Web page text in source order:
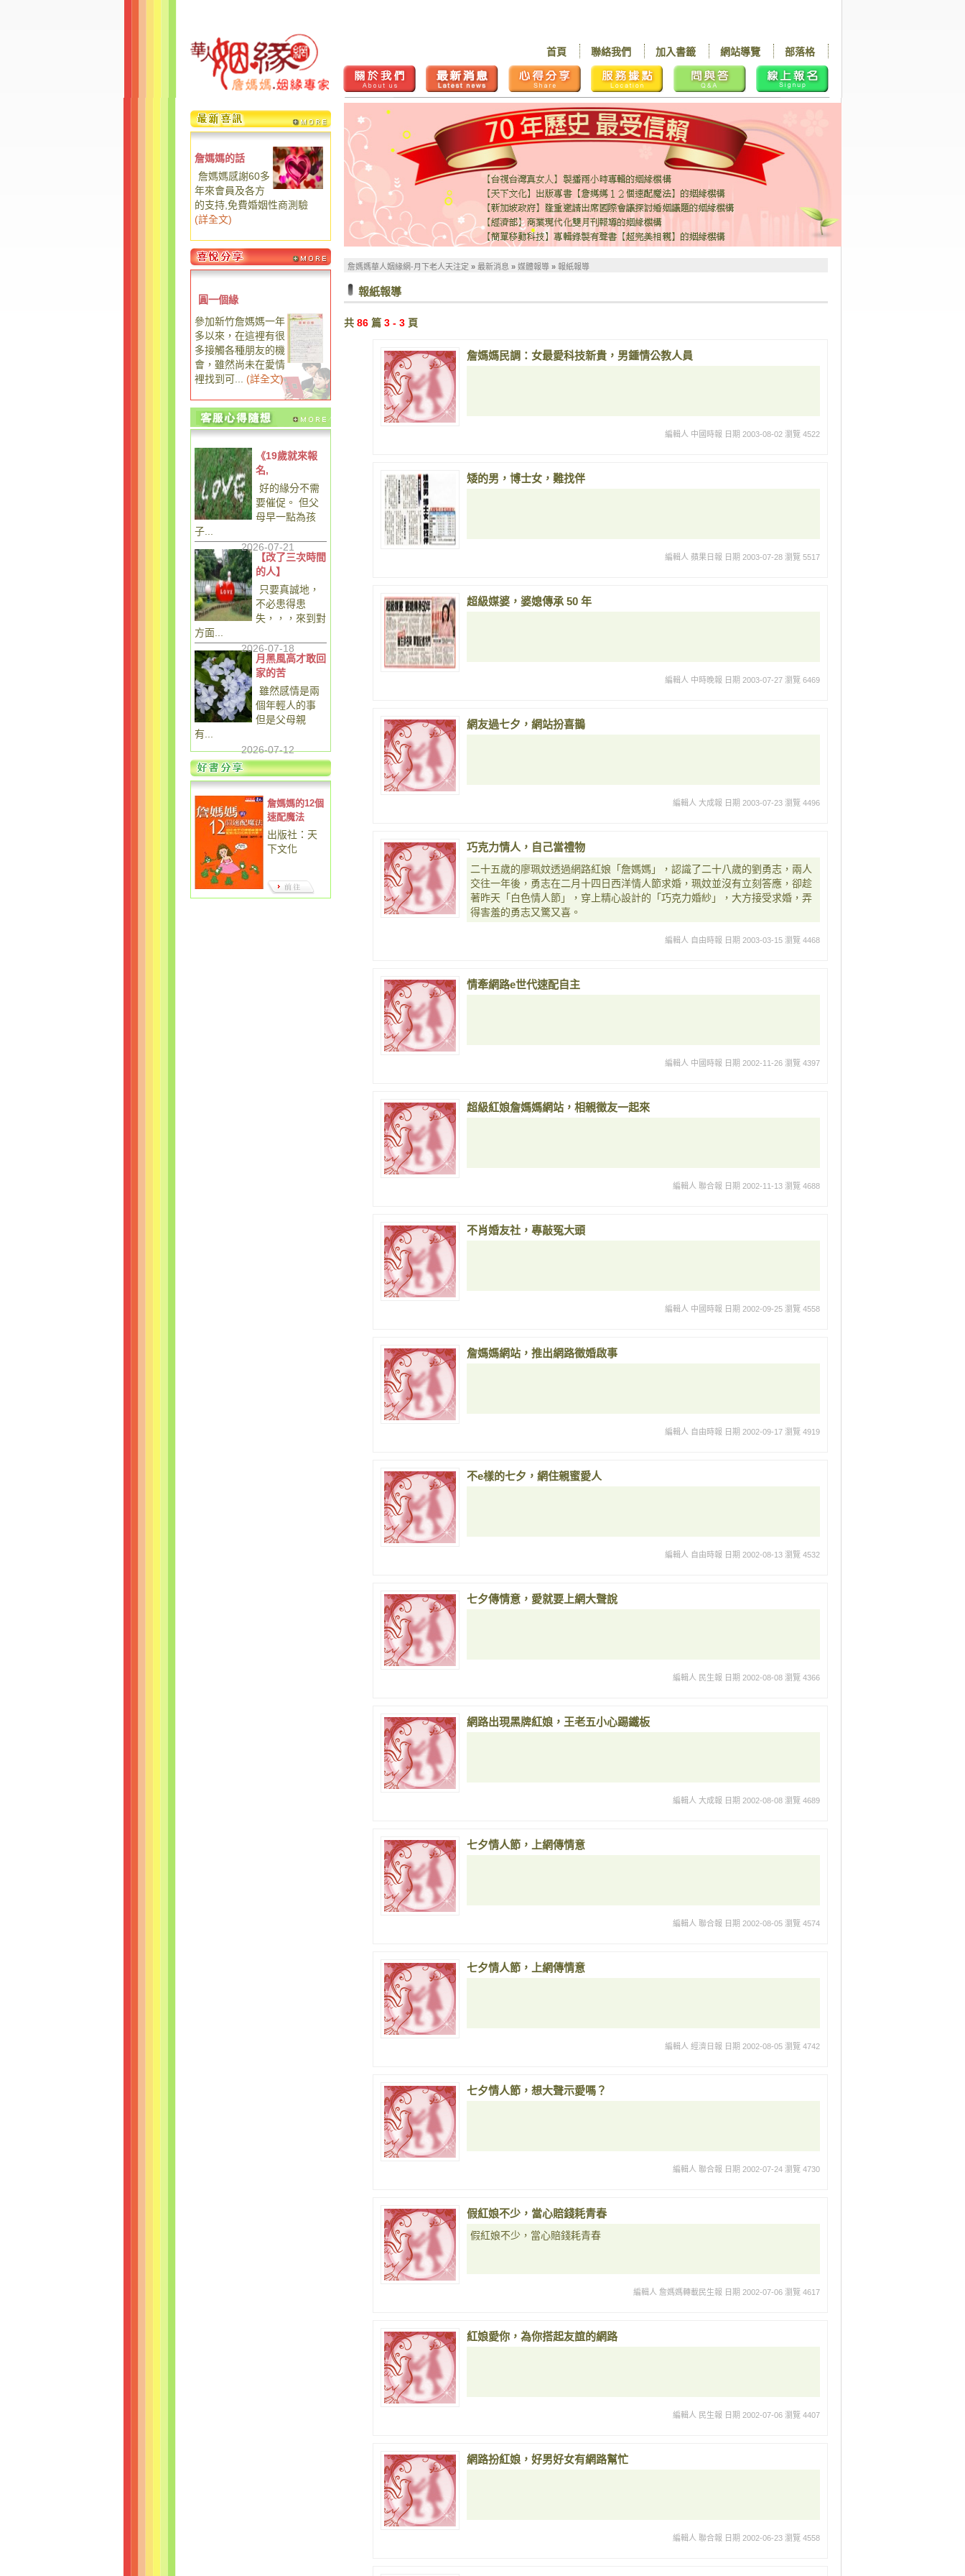
部落格
網站導覽
加入書籤
聯絡我們
首頁
詹媽媽的話
詹媽媽感謝60多
年來會員及各方
的支持,免費婚姻性商測驗
(詳全文)
圓一個緣
參加新竹詹媽媽一年
多以來，在這裡有很
多接觸各種朋友的機
會，雖然尚未在愛情
裡找到可...
(詳全文)
《19歲就來報
名,
好的緣分不需
要催促。 但父
母早一點為孩
子...
2026-07-21
【改了三次時間
的人】
只要真誠地，
不必患得患
失，，，來到對
方面...
2026-07-18
月黑風高才敢回
家的苦
雖然感情是兩
個年輕人的事
但是父母親
有...
2026-07-12
詹媽媽的12個
速配魔法
出版社：天
下文化
詹媽媽華人姻緣網-月下老人天注定 » 最新消息 » 媒體報導 » 報紙報導
報紙報導
共 86 篇 3 - 3 頁
詹媽媽民調：女最愛科技新貴，男鍾情公教人員
編輯人 中國時報 日期 2003-08-02 瀏覽 4522
矮的男，博士女，難找伴
編輯人 蘋果日報 日期 2003-07-28 瀏覽 5517
超級媒婆，婆媳傳承 50 年
編輯人 中時晚報 日期 2003-07-27 瀏覽 6469
網友過七夕，網站扮喜鵲
編輯人 大成報 日期 2003-07-23 瀏覽 4496
巧克力情人，自己當禮物
二十五歲的廖珮妏透過網路紅娘「詹媽媽」，認識了二十八歲的劉勇志，兩人
交往一年後，勇志在二月十四日西洋情人節求婚，珮妏並沒有立刻答應，卻趁
著昨天「白色情人節」，穿上精心設計的「巧克力婚紗」，大方接受求婚，弄
得害羞的勇志又驚又喜。
編輯人 自由時報 日期 2003-03-15 瀏覽 4468
情牽網路e世代速配自主
編輯人 中國時報 日期 2002-11-26 瀏覽 4397
超級紅娘詹媽媽網站，相親徵友一起來
編輯人 聯合報 日期 2002-11-13 瀏覽 4688
不肖婚友社，專敲冤大頭
編輯人 中國時報 日期 2002-09-25 瀏覽 4558
詹媽媽網站，推出網路徵婚啟事
編輯人 自由時報 日期 2002-09-17 瀏覽 4919
不e樣的七夕，網住親蜜愛人
編輯人 自由時報 日期 2002-08-13 瀏覽 4532
七夕傳情意，愛就要上網大聲說
編輯人 民生報 日期 2002-08-08 瀏覽 4366
網路出現黑牌紅娘，王老五小心踢鐵板
編輯人 大成報 日期 2002-08-08 瀏覽 4689
七夕情人節，上網傳情意
編輯人 聯合報 日期 2002-08-05 瀏覽 4574
七夕情人節，上網傳情意
編輯人 經濟日報 日期 2002-08-05 瀏覽 4742
七夕情人節，想大聲示愛嗎？
編輯人 聯合報 日期 2002-07-24 瀏覽 4730
假紅娘不少，當心賠錢耗青春
假紅娘不少，當心賠錢耗青春
編輯人 詹媽媽轉載民生報 日期 2002-07-06 瀏覽 4617
紅娘愛你，為你搭起友誼的網路
編輯人 民生報 日期 2002-07-06 瀏覽 4407
網路扮紅娘，好男好女有網路幫忙
編輯人 聯合報 日期 2002-06-23 瀏覽 4558